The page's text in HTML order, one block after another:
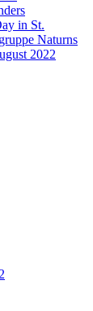
in St.
Naturns
2022